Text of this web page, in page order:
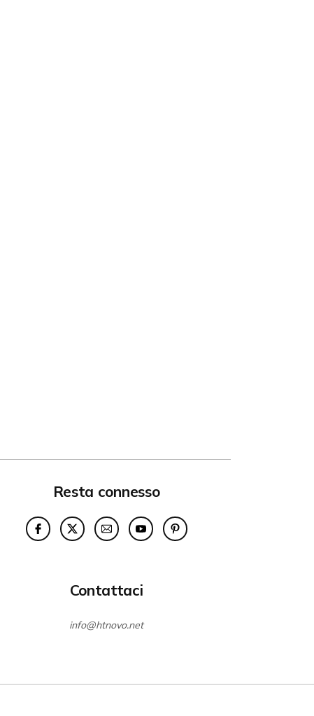
Resta connesso
Contattaci
info@htnovo.net